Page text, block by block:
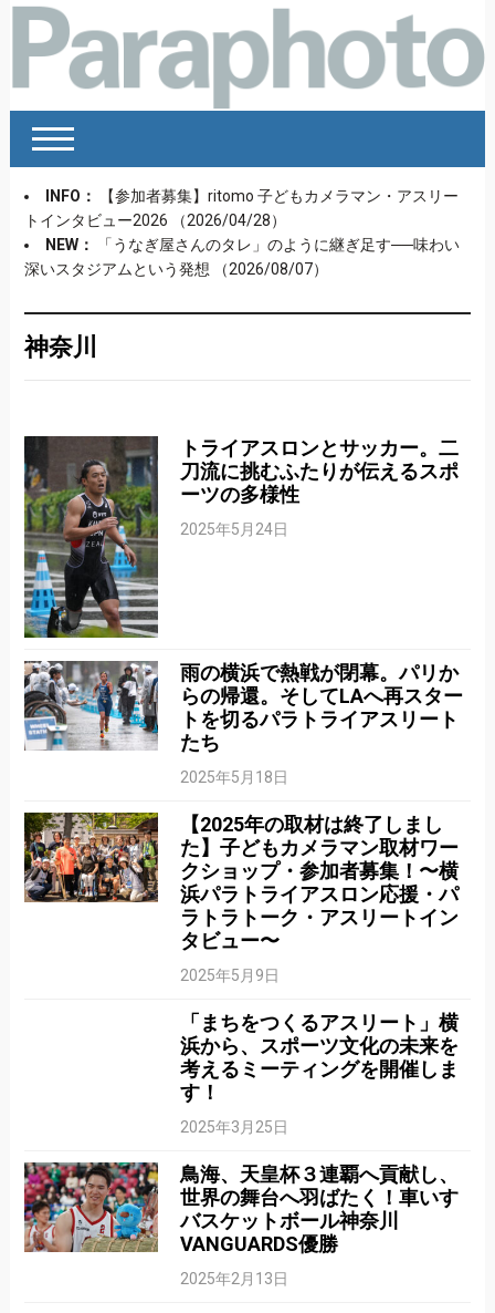
INFO：
【参加者募集】ritomo 子どもカメラマン・アスリー
トインタビュー2026
（2026/04/28）
NEW：
「うなぎ屋さんのタレ」のように継ぎ足す──味わい
深いスタジアムという発想
（2026/08/07）
神奈川
トライアスロンとサッカー。二
刀流に挑むふたりが伝えるスポ
ーツの多様性
2025年5月24日
雨の横浜で熱戦が閉幕。パリか
らの帰還。そしてLAへ再スター
トを切るパラトライアスリート
たち
2025年5月18日
【2025年の取材は終了しまし
た】子どもカメラマン取材ワー
クショップ・参加者募集！〜横
浜パラトライアスロン応援・パ
ラトラトーク・アスリートイン
タビュー〜
2025年5月9日
「まちをつくるアスリート」横
浜から、スポーツ文化の未来を
考えるミーティングを開催しま
す！
2025年3月25日
鳥海、天皇杯３連覇へ貢献し、
世界の舞台へ羽ばたく！車いす
バスケットボール神奈川
VANGUARDS優勝
2025年2月13日